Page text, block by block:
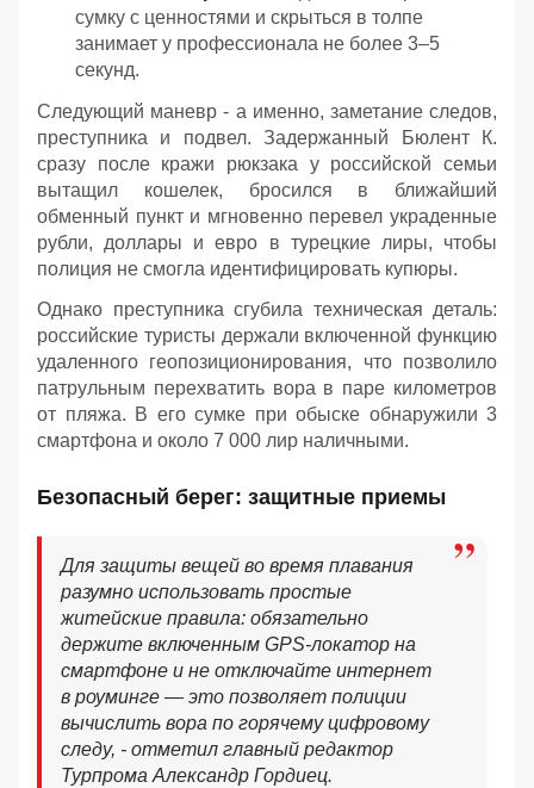
сумку с ценностями и скрыться в толпе
занимает у профессионала не более 3–5
секунд.
Следующий маневр - а именно, заметание следов,
преступника и подвел. Задержанный Бюлент К.
сразу после кражи рюкзака у российской семьи
вытащил кошелек, бросился в ближайший
обменный пункт и мгновенно перевел украденные
рубли, доллары и евро в турецкие лиры, чтобы
полиция не смогла идентифицировать купюры.
Однако преступника сгубила техническая деталь:
российские туристы держали включенной функцию
удаленного геопозиционирования, что позволило
патрульным перехватить вора в паре километров
от пляжа. В его сумке при обыске обнаружили 3
смартфона и около 7 000 лир наличными.
Безопасный берег: защитные приемы
Для защиты вещей во время плавания
разумно использовать простые
житейские правила: обязательно
держите включенным GPS-локатор на
смартфоне и не отключайте интернет
в роуминге — это позволяет полиции
вычислить вора по горячему цифровому
следу, - отметил главный редактор
Турпрома Александр Гордиец.